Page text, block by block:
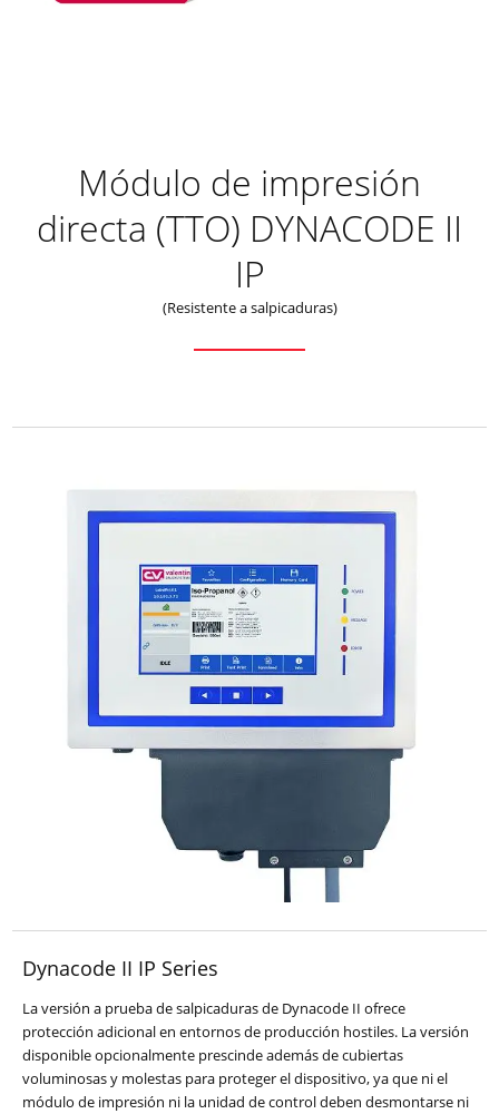
Módulo de impresión
directa (TTO) DYNACODE II
IP
(Resistente a salpicaduras)
Dynacode II IP Series
La versión a prueba de salpicaduras de Dynacode II ofrece
protección adicional en entornos de producción hostiles. La versión
disponible opcionalmente prescinde además de cubiertas
voluminosas y molestas para proteger el dispositivo, ya que ni el
módulo de impresión ni la unidad de control deben desmontarse ni